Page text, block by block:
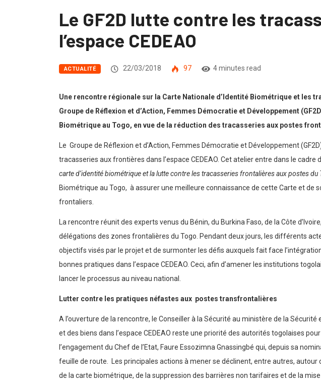
Le GF2D lutte contre les
l’espace CEDEAO
ACTUALITÉ 22/03/2018 97 4 minutes read
Une rencontre régionale sur la Carte Nationale d’Identité Biométrique et les
Groupe de Réflexion et d’Action, Femmes Démocratie et Développement
Biométrique au Togo, en vue de la réduction des tracasseries aux postes
Le Groupe de Réflexion et d’Action, Femmes Démocratie et Développement
tracasseries aux frontières dans l’espace CEDEAO. Cet atelier entre dans le cadre
carte d’identité biométrique et la lutte contre les tracasseries frontalières aux postes du
Biométrique au Togo, à assurer une meilleure connaissance de cette Carte et
frontaliers.
La rencontre réunit des experts venus du Bénin, du Burkina Faso, de la Côte
délégations des zones frontalières du Togo. Pendant deux jours, les différents
objectifs visés par le projet et de surmonter les défis auxquels fait face
bonnes pratiques dans l’espace CEDEAO. Ceci, afin d’amener les institutions
lancer le processus au niveau national.
Lutter contre les pratiques néfastes aux postes transfrontalières
A l’ouverture de la rencontre, le Conseiller à la Sécurité au ministère de la
et des biens dans l’espace CEDEAO reste une priorité des autorités togolaises
l’engagement du Chef de l’Etat, Faure Essozimna Gnassingbé qui, depuis sa
feuille de route. Les principales actions à mener se déclinent, entre autres,
de la carte biométrique, de la suppression des barrières non tarifaires et de la